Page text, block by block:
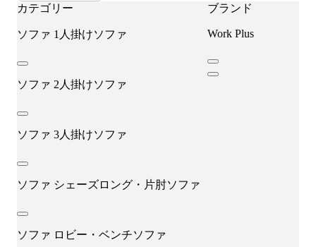
カテゴリー
ソファ 1人掛けソファ
ソファ 2人掛けソファ
ソファ 3人掛けソファ
ソファ シェーズロング・片肘ソファ
ソファ ロビー・ベンチソファ
ブランド
Work Plus